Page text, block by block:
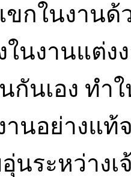
กในงานด้
นงานแต่ง
กันเอง ท
นอย่างแท้
นระหว่าง